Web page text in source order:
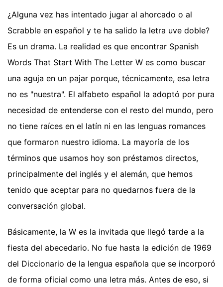
¿Alguna vez has intentado jugar al ahorcado o al
Scrabble en español y te ha salido la letra uve doble?
Es un drama. La realidad es que encontrar Spanish
Words That Start With The Letter W es como buscar
una aguja en un pajar porque, técnicamente, esa letra
no es "nuestra". El alfabeto español la adoptó por pura
necesidad de entenderse con el resto del mundo, pero
no tiene raíces en el latín ni en las lenguas romances
que formaron nuestro idioma. La mayoría de los
términos que usamos hoy son préstamos directos,
principalmente del inglés y el alemán, que hemos
tenido que aceptar para no quedarnos fuera de la
conversación global.
Básicamente, la W es la invitada que llegó tarde a la
fiesta del abecedario. No fue hasta la edición de 1969
del Diccionario de la lengua española que se incorporó
de forma oficial como una letra más. Antes de eso, si